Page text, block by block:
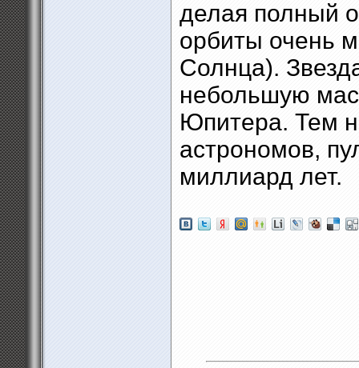
делая полный
орбиты очень
Солнца).
небольшую
Юпитера. Тем
астрономов,
миллиард лет.